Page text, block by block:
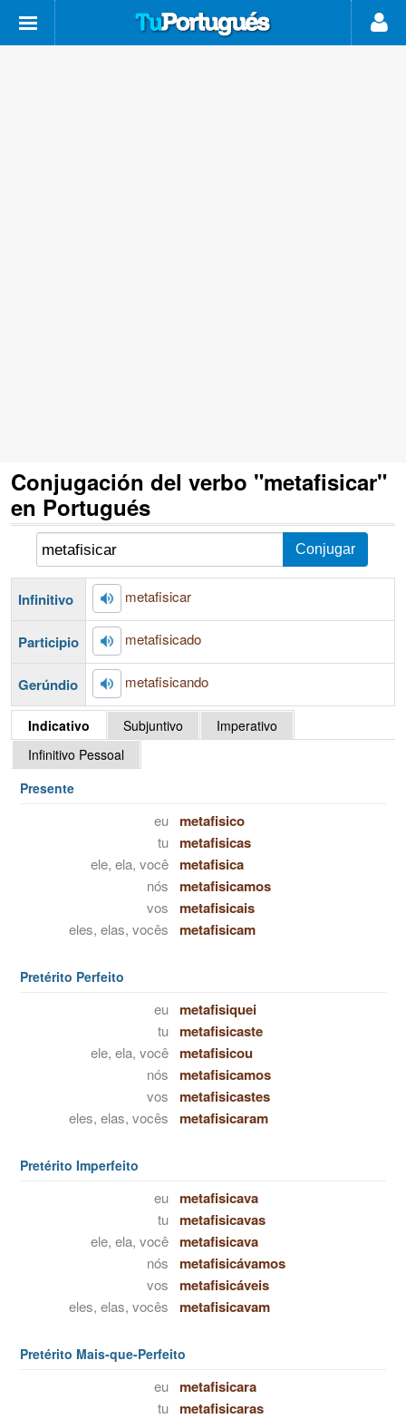
Conjugación del verbo "metafisicar"
en Portugués
Infinitivo metafisicar
Participio metafisicado
Gerúndio metafisicando
Indicativo Subjuntivo
Imperativo
Infinitivo Pessoal
Presente
eu metafisico
tu metafisicas
ele, ela, você metafisica
nós metafisicamos
vos metafisicais
eles, elas, vocês metafisicam
Pretérito Perfeito
eu metafisiquei
tu metafisicaste
ele, ela, você metafisicou
nós metafisicamos
vos metafisicastes
eles, elas, vocês metafisicaram
Pretérito Imperfeito
eu metafisicava
tu metafisicavas
ele, ela, você metafisicava
nós metafisicávamos
vos metafisicáveis
eles, elas, vocês metafisicavam
Pretérito Mais-que-Perfeito
eu metafisicara
tu metafisicaras